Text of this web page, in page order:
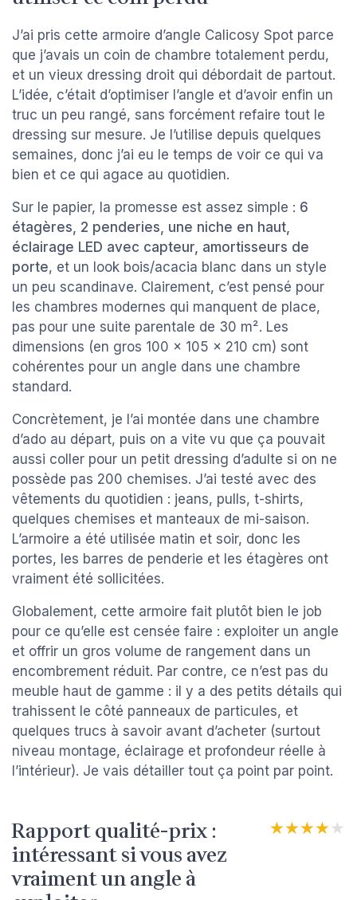
J’ai pris cette armoire d’angle Calicosy Spot parce
que j’avais un coin de chambre totalement perdu,
et un vieux dressing droit qui débordait de partout.
L’idée, c’était d’optimiser l’angle et d’avoir enfin un
truc un peu rangé, sans forcément refaire tout le
dressing sur mesure. Je l’utilise depuis quelques
semaines, donc j’ai eu le temps de voir ce qui va
bien et ce qui agace au quotidien.
Sur le papier, la promesse est assez simple : 6
étagères, 2 penderies, une niche en haut,
éclairage LED avec capteur, amortisseurs de
porte, et un look bois/acacia blanc dans un style
un peu scandinave. Clairement, c’est pensé pour
les chambres modernes qui manquent de place,
pas pour une suite parentale de 30 m². Les
dimensions (en gros 100 x 105 x 210 cm) sont
cohérentes pour un angle dans une chambre
standard.
Concrètement, je l’ai montée dans une chambre
d’ado au départ, puis on a vite vu que ça pouvait
aussi coller pour un petit dressing d’adulte si on ne
possède pas 200 chemises. J’ai testé avec des
vêtements du quotidien : jeans, pulls, t-shirts,
quelques chemises et manteaux de mi-saison.
L’armoire a été utilisée matin et soir, donc les
portes, les barres de penderie et les étagères ont
vraiment été sollicitées.
Globalement, cette armoire fait plutôt bien le job
pour ce qu’elle est censée faire : exploiter un angle
et offrir un gros volume de rangement dans un
encombrement réduit. Par contre, ce n’est pas du
meuble haut de gamme : il y a des petits détails qui
trahissent le côté panneaux de particules, et
quelques trucs à savoir avant d’acheter (surtout
niveau montage, éclairage et profondeur réelle à
l’intérieur). Je vais détailler tout ça point par point.
Rapport qualité-prix :
intéressant si vous avez
vraiment un angle à
★★★★★
★★★★★